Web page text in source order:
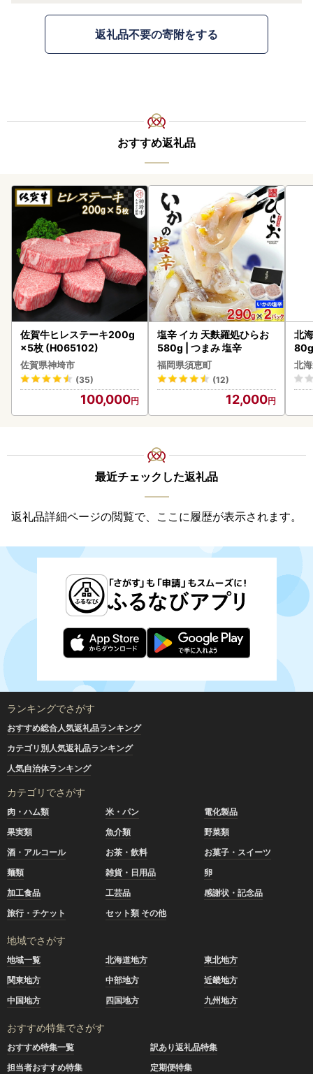
返礼品不要の寄附をする
おすすめ返礼品
佐賀牛ヒレステーキ200g
×5枚 (H065102)
佐賀県神埼市
(35)
100,000
塩辛 イカ 天麩羅処ひらお
580g | つまみ 塩辛
福岡県須恵町
(12)
12,000
北
ク
く
道
北
最近チェックした返礼品
返礼品詳細ページの閲覧で、ここに履歴が表示されます。
ランキングでさがす
おすすめ総合人気返礼品ランキング
カテゴリ別人気返礼品ランキング
人気自治体ランキング
カテゴリでさがす
肉・ハム類 米・パン
電化製品
果実類
魚介類
野菜類
酒・アルコール
お茶・飲料
お菓子・スイーツ
麺類
雑貨・日用品
卵
加工食品
工芸品
感謝状・記念品
旅行・チケット
セット類 その他
地域でさがす
地域一覧 北海道地方
東北地方
関東地方
中部地方
近畿地方
中国地方
四国地方 九州地方
おすすめ特集でさがす
おすすめ特集一覧
訳あり返礼品特集
担当者おすすめ特集
定期便特集